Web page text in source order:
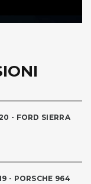
- FORD SIERRA
- PORSCHE 964